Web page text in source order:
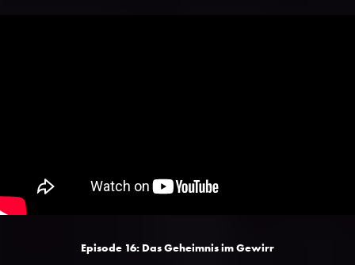
Episode 16: Das Geheimnis im Gewirr